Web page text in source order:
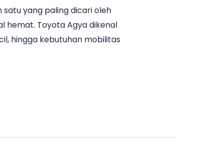
satu yang paling dicari oleh
hemat. Toyota Agya dikenal
hingga kebutuhan mobilitas